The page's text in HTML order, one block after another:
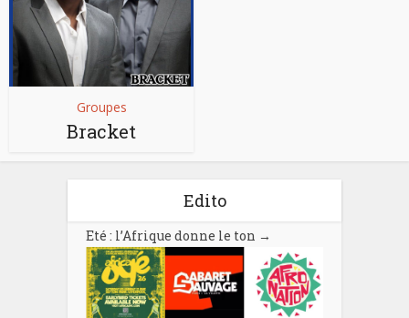
Groupes
Bracket
Edito
Eté : l’Afrique donne le ton →